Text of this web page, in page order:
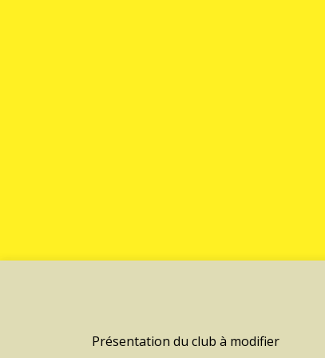
Présentation du club à modifier